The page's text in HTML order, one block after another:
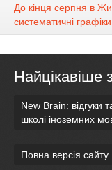
До кінця серпня в
систематичні
Найцікавіше
New Brain: відгуки
школі іноземних
Повна версія сайту